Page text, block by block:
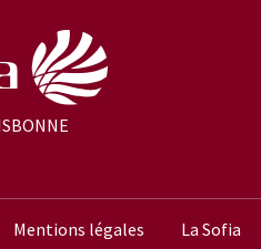
Mentions légales La Sofia